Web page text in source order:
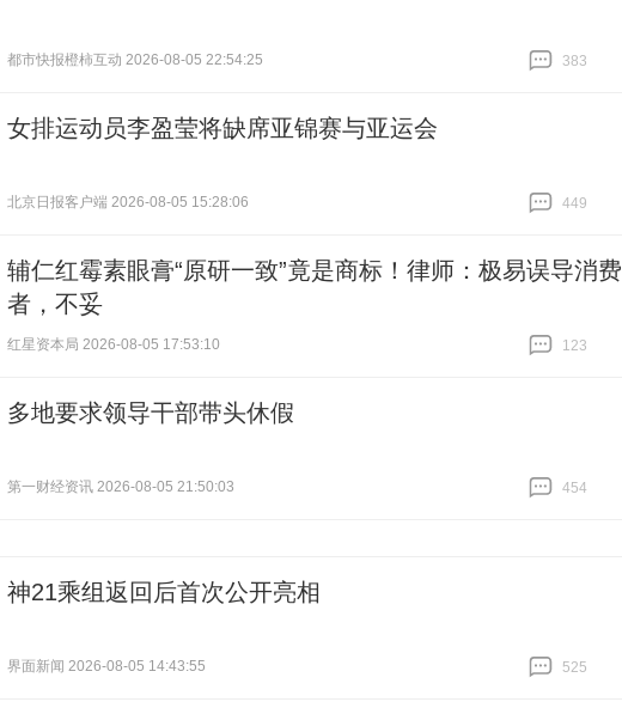
都市快报橙柿互动 2026-08-05 22:54:25
383
女排运动员李盈莹将缺席亚锦赛与亚运会
北京日报客户端 2026-08-05 15:28:06
449
辅仁红霉素眼膏“原研一致”竟是商标！律师：极易误导消费
者，不妥
红星资本局 2026-08-05 17:53:10
123
多地要求领导干部带头休假
第一财经资讯 2026-08-05 21:50:03
454
神21乘组返回后首次公开亮相
界面新闻 2026-08-05 14:43:55
525